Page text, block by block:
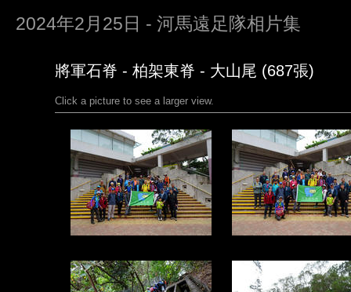
2024年2月25日 - 河馬遠足隊相片集
將軍石脊 - 柏架東脊 - 大山尾 (687張)
Click a picture to see a larger view.